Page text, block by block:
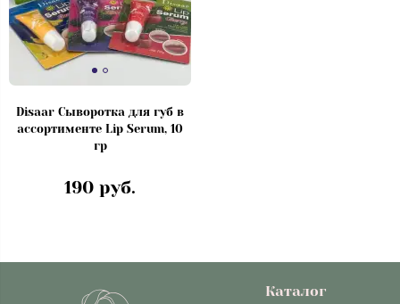
Disaar Сыворотка для губ в
ассортименте Lip Serum, 10
гр
190 руб.
Каталог